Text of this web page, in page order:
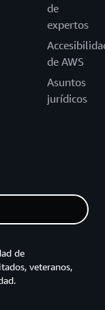
de
expertos
de AWS
Asuntos
jurídicos
de
veteranos,